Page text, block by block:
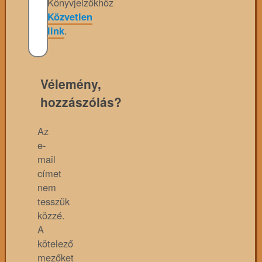
Közvetlen
link.
Vélemény,
hozzászólás?
Az
e-
mail
címet
nem
tesszük
közzé.
A
kötelező
mezőket